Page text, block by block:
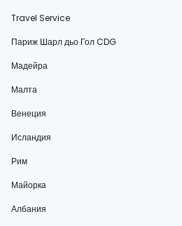
Travel Service
Париж Шарл дьо Гол CDG
Мадейра
Малта
Венеция
Исландия
Рим
Майорка
Албания